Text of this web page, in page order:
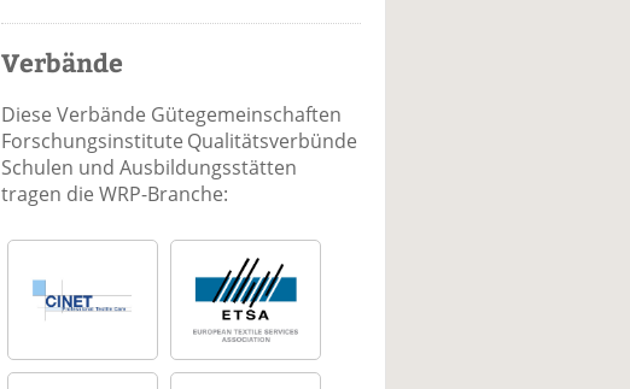
Verbände
Diese Verbände Gütegemeinschaften
Forschungsinstitute Qualitätsverbünde
Schulen und Ausbildungsstätten
tragen die WRP-Branche: